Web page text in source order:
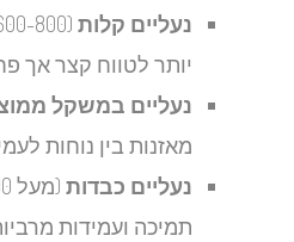
נעליים קלות
יותר לטווח קצר אך
נעליים במשקל
מאזנות בין נוחות
נעליים כבדות
תמיכה ועמידות